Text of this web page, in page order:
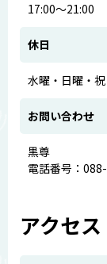
17:00～21:00
休日
水曜・日曜・祝
お問い合わせ
黒尊
電話番号：
アクセス